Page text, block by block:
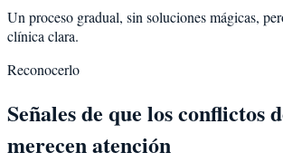
Un proceso gradual, sin soluciones mágicas,
clínica clara.
Reconocerlo
Señales de que los conflictos
merecen atención